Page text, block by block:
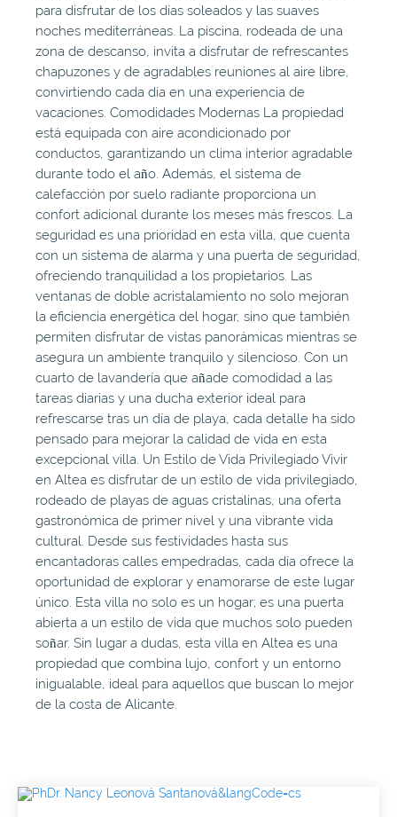
para disfrutar de los días soleados y las suaves
noches mediterráneas. La piscina, rodeada de una
zona de descanso, invita a disfrutar de refrescantes
chapuzones y de agradables reuniones al aire libre,
convirtiendo cada día en una experiencia de
vacaciones. Comodidades Modernas La propiedad
está equipada con aire acondicionado por
conductos, garantizando un clima interior agradable
durante todo el año. Además, el sistema de
calefacción por suelo radiante proporciona un
confort adicional durante los meses más frescos. La
seguridad es una prioridad en esta villa, que cuenta
con un sistema de alarma y una puerta de seguridad,
ofreciendo tranquilidad a los propietarios. Las
ventanas de doble acristalamiento no solo mejoran
la eficiencia energética del hogar, sino que también
permiten disfrutar de vistas panorámicas mientras se
asegura un ambiente tranquilo y silencioso. Con un
cuarto de lavandería que añade comodidad a las
tareas diarias y una ducha exterior ideal para
refrescarse tras un día de playa, cada detalle ha sido
pensado para mejorar la calidad de vida en esta
excepcional villa. Un Estilo de Vida Privilegiado Vivir
en Altea es disfrutar de un estilo de vida privilegiado,
rodeado de playas de aguas cristalinas, una oferta
gastronómica de primer nivel y una vibrante vida
cultural. Desde sus festividades hasta sus
encantadoras calles empedradas, cada día ofrece la
oportunidad de explorar y enamorarse de este lugar
único. Esta villa no solo es un hogar; es una puerta
abierta a un estilo de vida que muchos solo pueden
soñar. Sin lugar a dudas, esta villa en Altea es una
propiedad que combina lujo, confort y un entorno
inigualable, ideal para aquellos que buscan lo mejor
de la costa de Alicante.